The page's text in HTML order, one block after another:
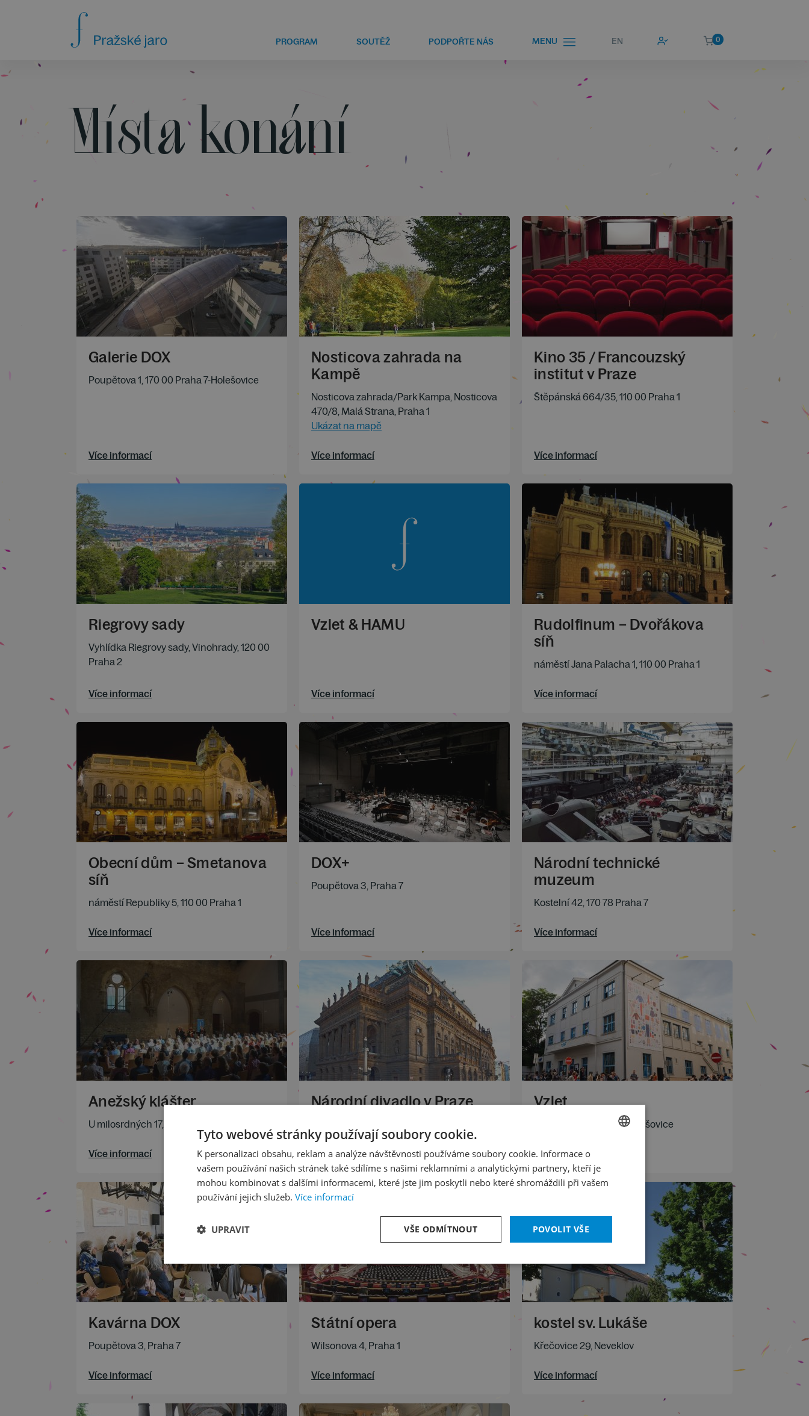
PROGRAM SOUTĚŽ PODPOŘTE NÁS MENU EN 0
Místa konání
Galerie DOX
Poupětova 1, 170 00 Praha 7-Holešovice
Více informací
Nosticova zahrada na
Kampě
Nosticova zahrada/Park Kampa, Nosticova
470/8, Malá Strana, Praha 1
Ukázat na mapě
Více informací
Kino 35 / Francouzský
institut v Praze
Štěpánská 664/35, 110 00 Praha 1
Více informací
Riegrovy sady
Vyhlídka Riegrovy sady, Vinohrady, 120 00
Praha 2
Více informací
Vzlet & HAMU
Více informací
Rudolfinum – Dvořákova
síň
náměstí Jana Palacha 1, 110 00 Praha 1
Více informací
Obecní dům – Smetanova
síň
náměstí Republiky 5, 110 00 Praha 1
Více informací
DOX+
Poupětova 3, Praha 7
Více informací
Národní technické
muzeum
Kostelní 42, 170 78 Praha 7
Více informací
Anežský klášter
U milosrdných 17, 110 00 Praha 1
Více informací
Národní divadlo v Praze
Více informací
Vzlet
Holandská 1, Praha 10 – Vršovice
Více informací
Kavárna DOX
Poupětova 3, Praha 7
Více informací
Státní opera
Wilsonova 4, Praha 1
Více informací
kostel sv. Lukáše
Křečovice 29, Neveklov
Více informací
ENGLISH
Tyto webové stránky používají soubory cookie.
K personalizaci obsahu, reklam a analýze návštěvnosti používáme soubory cookie. Informace o
vašem používání našich stránek také sdílíme s našimi reklamními a analytickými partnery, kteří je
mohou kombinovat s dalšími informacemi, které jste jim poskytli nebo které shromáždili při vašem
používání jejich služeb. Více informací
POVOLIT VŠE
VŠE ODMÍTNOUT
UPRAVIT